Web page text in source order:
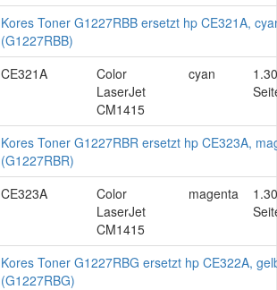
Kores Toner G1227RBB ersetzt hp CE321A,
(G1227RBB)
CE321A
Color
LaserJet
CM1415
cyan
Kores Toner G1227RBR ersetzt hp CE323A,
(G1227RBR)
CE323A
Color
LaserJet
CM1415
magenta
Kores Toner G1227RBG ersetzt hp CE322A,
(G1227RBG)